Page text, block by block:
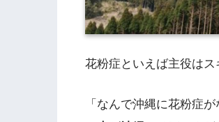
花粉症といえば主役はス
「なんで沖縄に花粉症